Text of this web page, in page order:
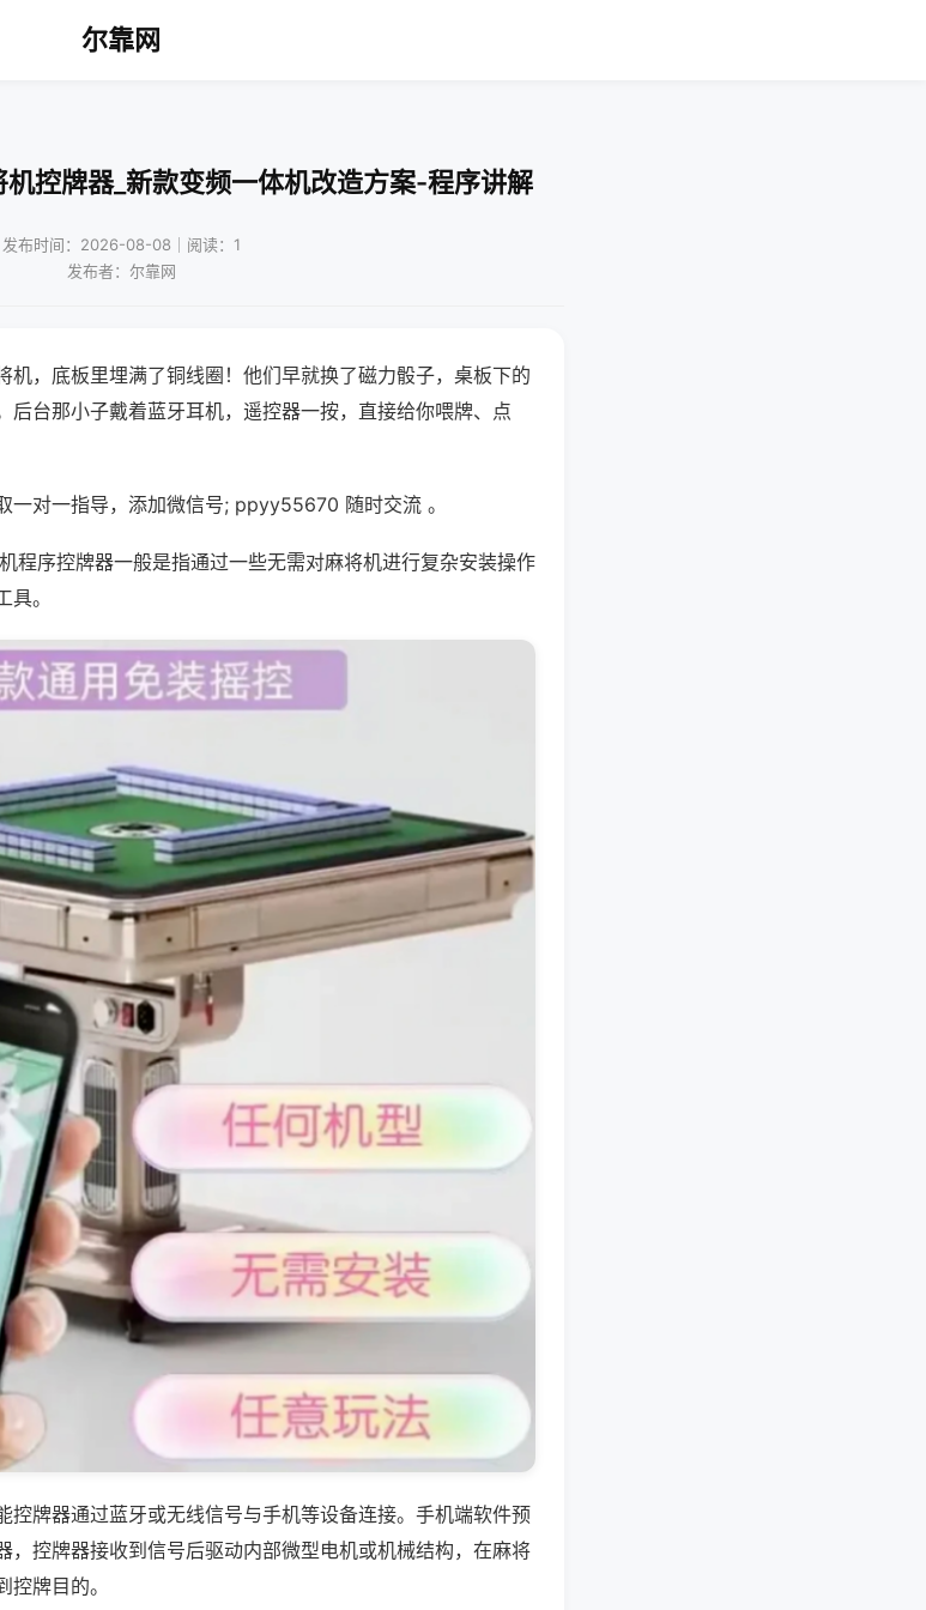
尔靠网
控牌器_新款变频一体机改造方案-程序讲解
发布时间：2026-08-08｜阅读：1
发布者：尔靠网
机，底板里埋满了铜线圈！他们早就换了磁力骰子，桌板下的
后台那小子戴着蓝牙耳机，遥控器一按，直接给你喂牌、点
一对一指导，添加微信号; ppyy55670 随时交流 。
程序控牌器一般是指通过一些无需对麻将机进行复杂安装操作
。
控牌器通过蓝牙或无线信号与手机等设备连接。手机端软件预
，控牌器接收到信号后驱动内部微型电机或机械结构，在麻将
牌目的。